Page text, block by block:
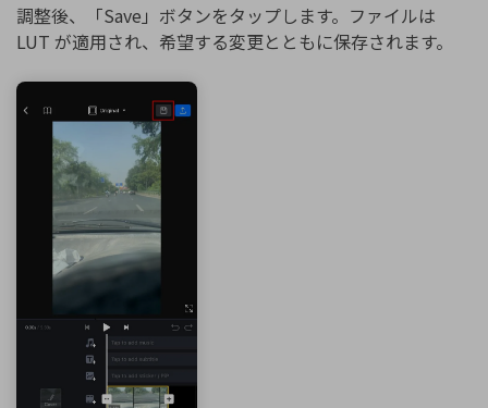
調整後、「Save」ボタンをタップします。ファイルは
LUT が適用され、希望する変更とともに保存されます。